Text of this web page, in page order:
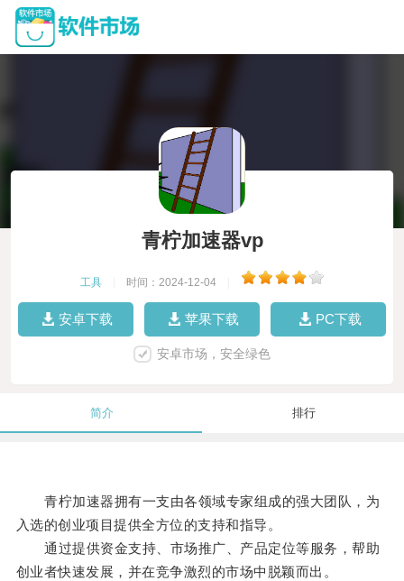
青柠加速器vp
工具 时间：2024-12-04
安卓下载 苹果下载 PC下载
安卓市场，安全绿色
简介 排行
青柠加速器拥有一支由各领域专家组成的强大团队，为
入选的创业项目提供全方位的支持和指导。
通过提供资金支持、市场推广、产品定位等服务，帮助
创业者快速发展，并在竞争激烈的市场中脱颖而出。